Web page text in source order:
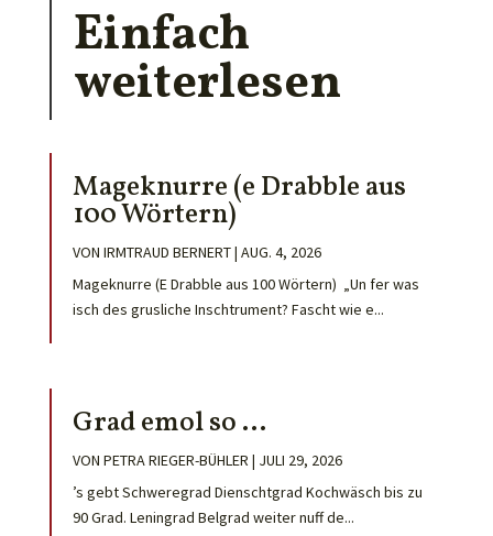
Einfach
weiterlesen
Mageknurre (e Drabble aus
100 Wörtern)
VON IRMTRAUD BERNERT| AUG. 4, 2026
Mageknurre (E Drabble aus 100 Wörtern) „Un fer was
isch des grusliche Inschtrument? Fascht wie e...
Grad emol so …
VON PETRA RIEGER-BÜHLER | JULI 29, 2026
’s gebt Schweregrad Dienschtgrad Kochwäsch bis zu
90 Grad. Leningrad Belgrad weiter nuff de...